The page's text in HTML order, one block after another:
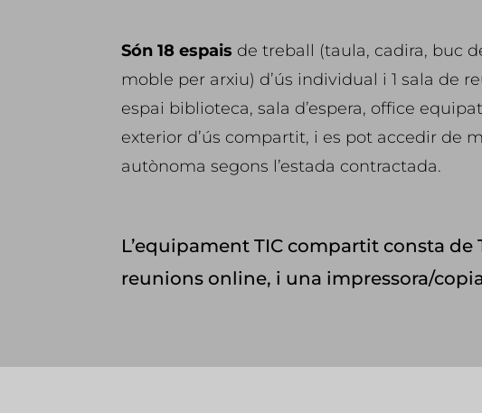
Són 18 espais de treball (taula, cadira, buc
moble per arxiu) d’ús individual i 1 sala de
espai biblioteca, sala d’espera, office
exterior d’ús compartit, i es pot accedir de
autònoma segons l’estada contractada.
L’equipament TIC compartit consta
reunions online, i una impressora/